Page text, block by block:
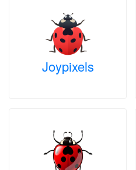
Joypixels